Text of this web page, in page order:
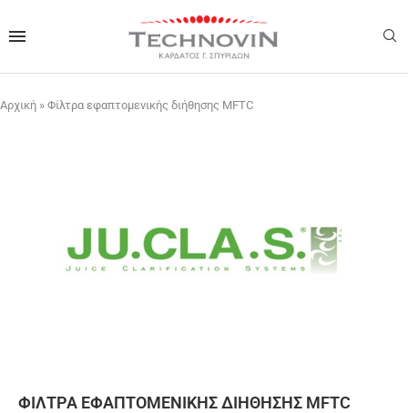
Αρχική » Φίλτρα εφαπτομενικής διήθησης MFTC
ΦΊΛΤΡΑ ΕΦΑΠΤΟΜΕΝΙΚΉΣ ΔΙΉΘΗΣΗΣ MFTC